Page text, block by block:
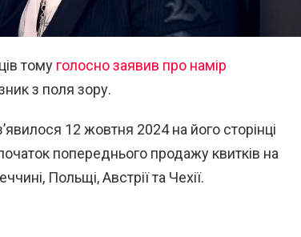
тому голосно заявив про намір
з поля зору.
12 жовтня 2024 на його сторінці
попереднього продажу квитків на
Польщі, Австрії та Чехії.